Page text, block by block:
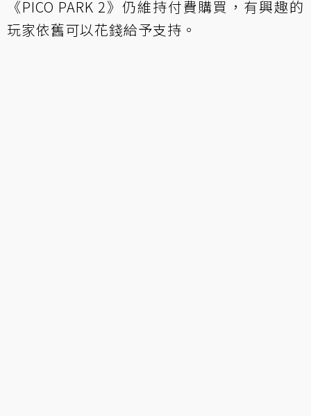
《PICO PARK 2》仍維持付費購買，有興趣的
玩家依舊可以花錢給予支持。